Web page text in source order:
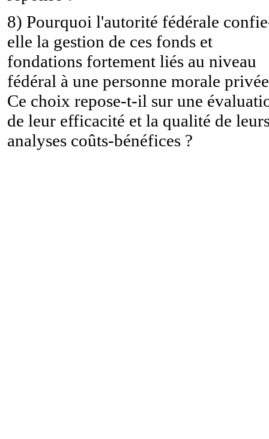
8) Pourquoi l'autorité fédérale
elle la gestion de ces fonds et
fondations fortement liés au niveau
fédéral à une personne morale
Ce choix repose-t-il sur une
de leur efficacité et la qualité de
analyses coûts-bénéfices ?